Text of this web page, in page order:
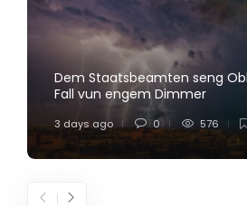
Dem Staatsbeamten seng
Fall vun engem Dimmer
3 days ago 0 576